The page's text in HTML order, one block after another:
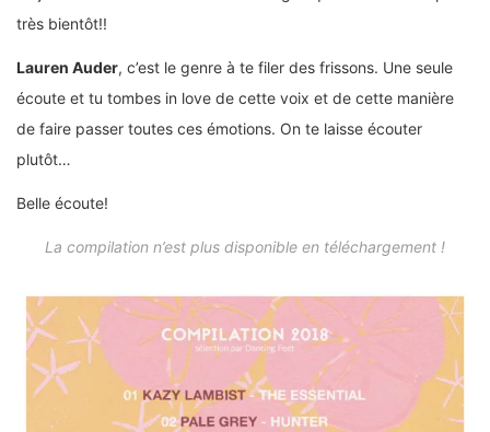
très bientôt!!
Lauren Auder, c’est le genre à te filer des frissons. Une seule
écoute et tu tombes in love de cette voix et de cette manière
de faire passer toutes ces émotions. On te laisse écouter
plutôt…
Belle écoute!
La compilation n’est plus disponible en téléchargement !